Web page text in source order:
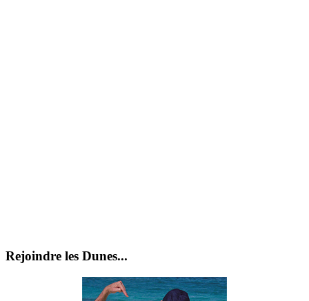
Rejoindre les Dunes...